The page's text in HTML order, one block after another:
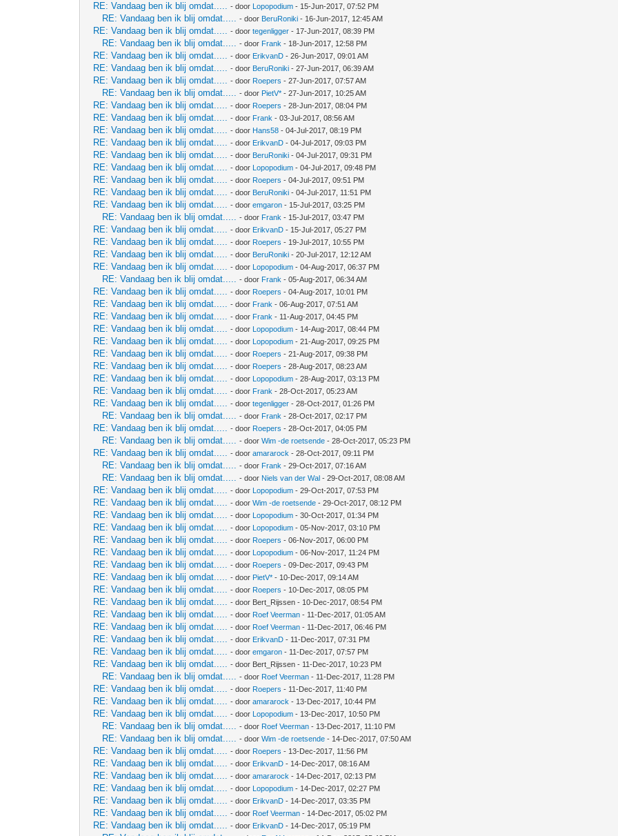
RE: Vandaag ben ik blij omdat..... - door Lopopodium - 15-Jun-2017, 07:52 PM
RE: Vandaag ben ik blij omdat..... - door BeruRoniki - 16-Jun-2017, 12:45 AM
RE: Vandaag ben ik blij omdat..... - doortegenligger - 17-Jun-2017, 08:39 PM
RE: Vandaag ben ik blij omdat..... - door Frank - 18-Jun-2017, 12:58 PM
RE: Vandaag ben ik blij omdat..... - door ErikvanD - 26-Jun-2017, 09:01 AM
RE: Vandaag ben ik blij omdat..... - door BeruRoniki - 27-Jun-2017, 06:39 AM
RE: Vandaag ben ik blij omdat..... - door Roepers - 27-Jun-2017, 07:57 AM
RE: Vandaag ben ik blij omdat..... - door PietV* - 27-Jun-2017, 10:25 AM
RE: Vandaag ben ik blij omdat..... - door Roepers - 28-Jun-2017, 08:04 PM
RE: Vandaag ben ik blij omdat..... - door Frank - 03-Jul-2017, 08:56 AM
RE: Vandaag ben ik blij omdat..... - door Hans58 - 04-Jul-2017, 08:19 PM
RE: Vandaag ben ik blij omdat..... - door ErikvanD - 04-Jul-2017, 09:03 PM
RE: Vandaag ben ik blij omdat..... - door BeruRoniki - 04-Jul-2017, 09:31 PM
RE: Vandaag ben ik blij omdat..... - door Lopopodium - 04-Jul-2017, 09:48 PM
RE: Vandaag ben ik blij omdat..... - door Roepers - 04-Jul-2017, 09:51 PM
RE: Vandaag ben ik blij omdat..... - door BeruRoniki - 04-Jul-2017, 11:51 PM
RE: Vandaag ben ik blij omdat..... - dooremgaron - 15-Jul-2017, 03:25 PM
RE: Vandaag ben ik blij omdat..... - door Frank - 15-Jul-2017, 03:47 PM
RE: Vandaag ben ik blij omdat..... - door ErikvanD - 15-Jul-2017, 05:27 PM
RE: Vandaag ben ik blij omdat..... - door Roepers - 19-Jul-2017, 10:55 PM
RE: Vandaag ben ik blij omdat..... - door BeruRoniki - 20-Jul-2017, 12:12 AM
RE: Vandaag ben ik blij omdat..... - door Lopopodium - 04-Aug-2017, 06:37 PM
RE: Vandaag ben ik blij omdat..... - door Frank - 05-Aug-2017, 06:34 AM
RE: Vandaag ben ik blij omdat..... - door Roepers - 04-Aug-2017, 10:01 PM
RE: Vandaag ben ik blij omdat..... - door Frank - 06-Aug-2017, 07:51 AM
RE: Vandaag ben ik blij omdat..... - door Frank - 11-Aug-2017, 04:45 PM
RE: Vandaag ben ik blij omdat..... - door Lopopodium - 14-Aug-2017, 08:44 PM
RE: Vandaag ben ik blij omdat..... - door Lopopodium - 21-Aug-2017, 09:25 PM
RE: Vandaag ben ik blij omdat..... - door Roepers - 21-Aug-2017, 09:38 PM
RE: Vandaag ben ik blij omdat..... - door Roepers - 28-Aug-2017, 08:23 AM
RE: Vandaag ben ik blij omdat..... - door Lopopodium - 28-Aug-2017, 03:13 PM
RE: Vandaag ben ik blij omdat..... - door Frank - 28-Oct-2017, 05:23 AM
RE: Vandaag ben ik blij omdat..... - doortegenligger - 28-Oct-2017, 01:26 PM
RE: Vandaag ben ik blij omdat..... - door Frank - 28-Oct-2017, 02:17 PM
RE: Vandaag ben ik blij omdat..... - door Roepers - 28-Oct-2017, 04:05 PM
RE: Vandaag ben ik blij omdat..... - doorWim -de roetsende - 28-Oct-2017, 05:23 PM
RE: Vandaag ben ik blij omdat..... - dooramararock - 28-Oct-2017, 09:11 PM
RE: Vandaag ben ik blij omdat..... - door Frank - 29-Oct-2017, 07:16 AM
RE: Vandaag ben ik blij omdat..... - door Niels van der Wal - 29-Oct-2017, 08:08 AM
RE: Vandaag ben ik blij omdat..... - door Lopopodium - 29-Oct-2017, 07:53 PM
RE: Vandaag ben ik blij omdat..... - doorWim -de roetsende - 29-Oct-2017, 08:12 PM
RE: Vandaag ben ik blij omdat..... - door Lopopodium - 30-Oct-2017, 01:34 PM
RE: Vandaag ben ik blij omdat..... - door Lopopodium - 05-Nov-2017, 03:10 PM
RE: Vandaag ben ik blij omdat..... - door Roepers - 06-Nov-2017, 06:00 PM
RE: Vandaag ben ik blij omdat..... - door Lopopodium - 06-Nov-2017, 11:24 PM
RE: Vandaag ben ik blij omdat..... - door Roepers - 09-Dec-2017, 09:43 PM
RE: Vandaag ben ik blij omdat..... - door PietV* - 10-Dec-2017, 09:14 AM
RE: Vandaag ben ik blij omdat..... - door Roepers - 10-Dec-2017, 08:05 PM
RE: Vandaag ben ik blij omdat..... - door Bert_Rijssen - 10-Dec-2017, 08:54 PM
RE: Vandaag ben ik blij omdat..... - door Roef Veerman - 11-Dec-2017, 01:05 AM
RE: Vandaag ben ik blij omdat..... - door Roef Veerman - 11-Dec-2017, 06:46 PM
RE: Vandaag ben ik blij omdat..... - door ErikvanD - 11-Dec-2017, 07:31 PM
RE: Vandaag ben ik blij omdat..... - dooremgaron - 11-Dec-2017, 07:57 PM
RE: Vandaag ben ik blij omdat..... - door Bert_Rijssen - 11-Dec-2017, 10:23 PM
RE: Vandaag ben ik blij omdat..... - door Roef Veerman - 11-Dec-2017, 11:28 PM
RE: Vandaag ben ik blij omdat..... - door Roepers - 11-Dec-2017, 11:40 PM
RE: Vandaag ben ik blij omdat..... - dooramararock - 13-Dec-2017, 10:44 PM
RE: Vandaag ben ik blij omdat..... - door Lopopodium - 13-Dec-2017, 10:50 PM
RE: Vandaag ben ik blij omdat..... - door Roef Veerman - 13-Dec-2017, 11:10 PM
RE: Vandaag ben ik blij omdat..... - doorWim -de roetsende - 14-Dec-2017, 07:50 AM
RE: Vandaag ben ik blij omdat..... - door Roepers - 13-Dec-2017, 11:56 PM
RE: Vandaag ben ik blij omdat..... - door ErikvanD - 14-Dec-2017, 08:16 AM
RE: Vandaag ben ik blij omdat..... - dooramararock - 14-Dec-2017, 02:13 PM
RE: Vandaag ben ik blij omdat..... - door Lopopodium - 14-Dec-2017, 02:27 PM
RE: Vandaag ben ik blij omdat..... - door ErikvanD - 14-Dec-2017, 03:35 PM
RE: Vandaag ben ik blij omdat..... - door Roef Veerman - 14-Dec-2017, 05:02 PM
RE: Vandaag ben ik blij omdat..... - door ErikvanD - 14-Dec-2017, 05:19 PM